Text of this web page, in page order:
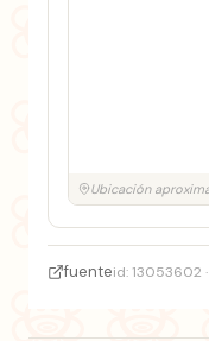
Ubicación
fuenteid: 13053602